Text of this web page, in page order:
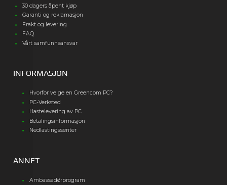
30 dagers åpent kjøp
Garanti og reklamasjon
Frakt og levering
FAQ
Vårt samfunnsansvar
INFORMASJON
Hvorfor velge en Greencom PC?
PC-Verksted
Hastelevering av PC
Betalingsinformasjon
Nedlastingssenter
ANNET
Ambassadørprogram